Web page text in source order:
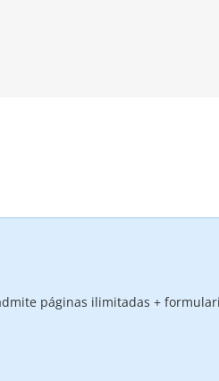
páginas ilimitadas +